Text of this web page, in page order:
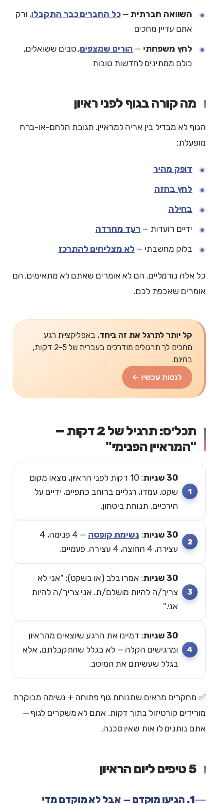
השוואה חברתית —כל החברים כבר התקבלו, ורק
אתם עדיין מחכים
לחץ משפחתי — הורים שמצפים, סבים ששואלים,
כולם ממתינים לחדשות טובות
מה קורה בגוף לפני ראיון
הגוף לא מבדיל בין אריה למראיין. תגובת הלחם-או-ברח
מופעלת:
דופק מהיר
לחץ בחזה
בחילה
ידיים רועדות — רעד מחרדה
בלוק מחשבתי — לא מצליחים להתרכז
כל אלה נורמליים. הם לא אומרים שאתם לא מתאימים. הם
אומרים שאכפת לכם.
קל יותר לתרגל את זה ביחד. באפליקציית רגע
מחכים לך תרגולים מודרכים בעברית של 2-5 דקות,
בחינם.
לנסות עכשיו ←
תכל׳ס: תרגיל של 2 דקות —
"המראיין הפנימי"
30 שניות
: 10 דקות לפני הראיון, מצאו מקום
שקט. עמדו, רגליים ברוחב כתפיים, ידיים על
הירכיים. תנוחת ביטחון.
30 שניות : נשימת קופסה
— 4 פנימה, 4
עצירה, 4 החוצה, 4 עצירה. פעמיים.
30 שניות
: אמרו בלב (או בשקט): "אני לא
צריך/ה להיות מושלם/ת. אני צריך/ה להיות
אני."
30 שניות
: דמיינו את הרגע שיוצאים מהראיון
ומרגישים הקלה — לא בגלל שהתקבלתם, אלא
בגלל שעשיתם את המיטב.
✅ מחקרים מראים שתנוחת גוף פתוחה + נשימה מבוקרת
מורידים קורטיזול בתוך דקות. אתם לא משקרים לגוף —
אתם נותנים לו אות שאין סכנה.
5 טיפים ליום הראיון
1. הגיעו מוקדם — אבל לא מוקדם מדי